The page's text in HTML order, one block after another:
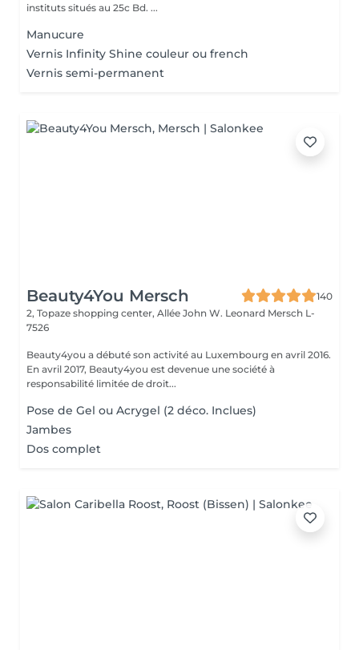
instituts situés au 25c Bd. ...
Manucure
Vernis Infinity Shine couleur ou french
Vernis semi-permanent
Beauty4You Mersch
140
2, Topaze shopping center, Allée John W. Leonard Mersch L-
7526
Beauty4you a débuté son activité au Luxembourg en avril 2016.
En avril 2017, Beauty4you est devenue une société à
responsabilité limitée de droit...
Pose de Gel ou Acrygel (2 déco. Inclues)
Jambes
Dos complet